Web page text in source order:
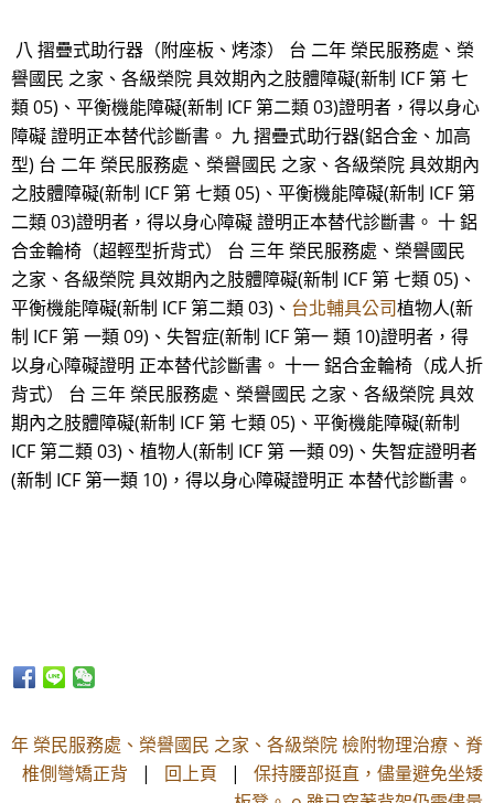
八 摺疊式助行器（附座板、烤漆） 台 二年 榮民服務處、榮
譽國民 之家、各級榮院 具效期內之肢體障礙(新制 ICF 第 七
類 05)、平衡機能障礙(新制 ICF 第二類 03)證明者，得以身心
障礙 證明正本替代診斷書。 九 摺疊式助行器(鋁合金、加高
型) 台 二年 榮民服務處、榮譽國民 之家、各級榮院 具效期內
之肢體障礙(新制 ICF 第 七類 05)、平衡機能障礙(新制 ICF 第
二類 03)證明者，得以身心障礙 證明正本替代診斷書。 十 鋁
合金輪椅（超輕型折背式） 台 三年 榮民服務處、榮譽國民
之家、各級榮院 具效期內之肢體障礙(新制 ICF 第 七類 05)、
平衡機能障礙(新制 ICF 第二類 03)、 台北輔具公司植物人(新
制 ICF 第 一類 09)、失智症(新制 ICF 第一 類 10)證明者，得
以身心障礙證明 正本替代診斷書。 十一 鋁合金輪椅（成人折
背式） 台 三年 榮民服務處、榮譽國民 之家、各級榮院 具效
期內之肢體障礙(新制 ICF 第 七類 05)、平衡機能障礙(新制
ICF 第二類 03)、植物人(新制 ICF 第 一類 09)、失智症證明者
(新制 ICF 第一類 10)，得以身心障礙證明正 本替代診斷書。
年 榮民服務處、榮譽國民 之家、各級榮院 檢附物理治療、脊
椎側彎矯正背 | 回上頁 | 保持腰部挺直，儘量避免坐矮